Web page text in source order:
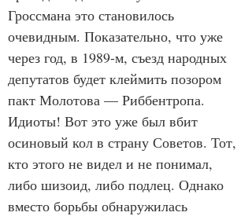
Гроссмана это становилось
очевидным. Показательно, что уже
через год, в 1989-м, съезд народных
депутатов будет клеймить позором
пакт Молотова — Риббентропа.
Идиоты! Вот это уже был вбит
осиновый кол в страну Советов. Тот,
кто этого не видел и не понимал,
либо шизоид, либо подлец. Однако
вместо борьбы обнаружилась